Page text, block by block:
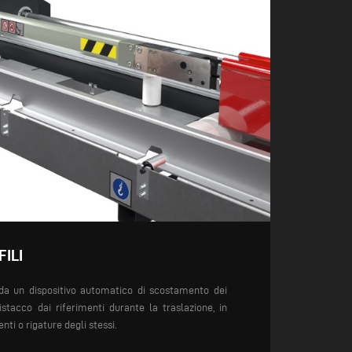
da un dispositivoautomatico di scostamento dei
dai riferimenti durante la traslazione, in
o rigature degli stessi.